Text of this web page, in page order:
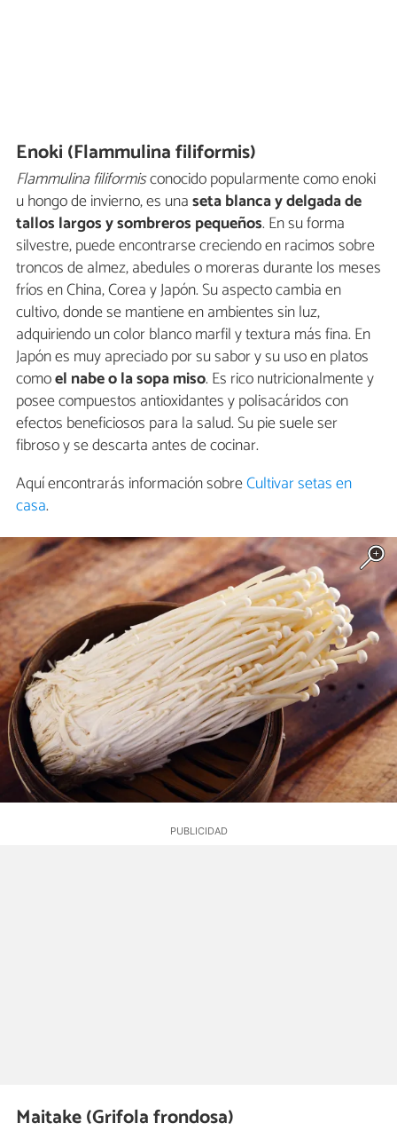
Enoki (Flammulina filiformis)
Flammulina filiformisconocido popularmente como enoki
u hongo de invierno, es unaseta blanca y delgada de
tallos largos y sombreros pequeños. En su forma
silvestre, puede encontrarse creciendo en racimos sobre
troncos de almez, abedules o moreras durante los meses
fríos en China, Corea y Japón. Su aspecto cambia en
cultivo, donde se mantiene en ambientes sin luz,
adquiriendo un color blanco marfil y textura más fina. En
Japón es muy apreciado por su sabor y su uso en platos
comoel nabe o la sopa miso. Es rico nutricionalmente y
posee compuestos antioxidantes y polisacáridos con
efectos beneficiosos para la salud. Su pie suele ser
fibroso y se descarta antes de cocinar.
Aquí encontrarás información sobreCultivar setas en
casa.
Maitake (Grifola frondosa)